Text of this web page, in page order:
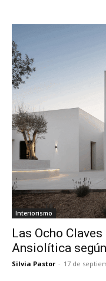
Interiorismo
Las Ocho
Ansiolítica
Silvia Pastor - 17 de